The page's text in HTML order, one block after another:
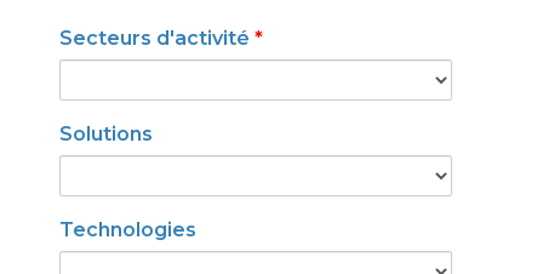
Matériaux et revêtements
Secteurs d'activité *
Solutions
Technologies